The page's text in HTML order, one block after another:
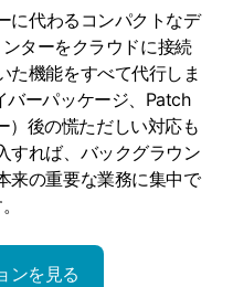
に代わるコンパクトなデ
ターをクラウドに接続
た機能をすべて代行しま
ーパッケージ、Patch
）後の慌ただしい対応も
すれば、バックグラウン
来の重要な業務に集中で
ンを見る